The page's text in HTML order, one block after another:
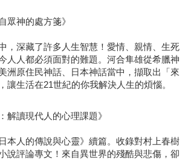
眾神的處方箋》
，深藏了許多人生智慧！愛情、親情、生死
人人都必須面對的難題。河合隼雄從希臘神
洲原住民神話、日本神話當中，擷取出「來
讓生活在21世紀的你我解決人生的煩惱。
解讀現代人的心理課題》
本人的傳說與心靈》續篇。收錄對村上春樹
說評論專文！來自異世界的殘酷與悲傷，卻